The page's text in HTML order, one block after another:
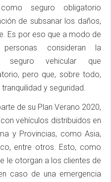
seguro obligatorio
de subsanar los daños,
Es por eso que a modo de
personas consideran la
seguro vehicular que
pero que, sobre todo,
y seguridad.
de su Plan Verano 2020,
vehículos distribuidos en
y Provincias, como Asia,
entre otros. Esto, como
le otorgan a los clientes de
caso de una emergencia